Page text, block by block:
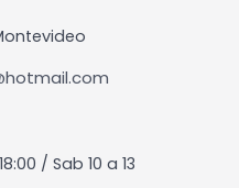
producto
/ Sab 10 a 13